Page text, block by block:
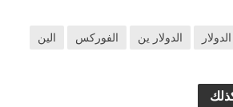
الدولار الدولار ين الفوركس الين